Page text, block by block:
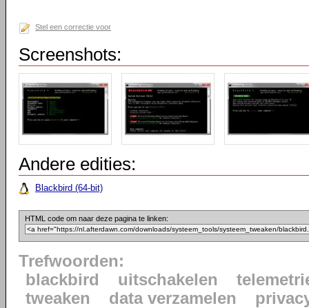
Stel een correctie voor
Screenshots:
Andere edities:
Blackbird (64-bit)
HTML code om naar deze pagina te linken:
Trefwoorden:
blackbird
uitschakelen
tweaken
data verzamelen